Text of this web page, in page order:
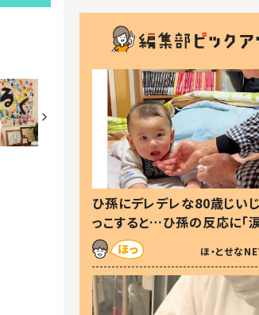
ひ孫にデレデレな80歳じい
っこすると…ひ孫の反応に「
した」「可愛くて仕方ない」
ほ・とせな